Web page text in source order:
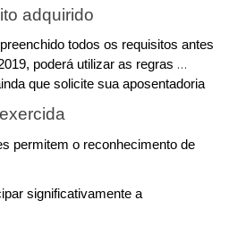
adquirido
todos os requisitos antes
poderá utilizar as regras
que solicite sua aposentadoria
permitem o reconhecimento de
significativamente a